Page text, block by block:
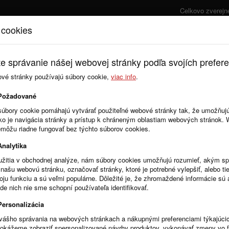
Celkovo
Úvod Cenník
povinnosť nahrávať prílohy k zmluvám výhradne vo formáte PDF.
na crz.gov.sk
zverejnenie zmlúv na crz.gov.sk spätne doplní informácie k zmluve o
boli zmluvy zverejňované pomocou automatu crz.gov.sk. ...
správanie nášej webovej stránky podľa svojích
stránky používajú súbory cookie, viac info.
cookie pomáhajú vytvárať použiteľné webové stránky tak, že
je navigácia stránky a prístup k chráneným oblastiam webových stránok.
riadne fungovať bez týchto súborov cookies.
v obchodnej analýze, nám súbory cookies umožňujú rozumieť, akým
webovú stránku, označovať stránky, ktoré je potrebné vylepšiť, alebo
funkciu a sú veľmi populárne. Dôležité je, že zhromaždené informácie sú
nich nie sme schopní používateľa identifikovať.
správania na webových stránkach a nákupnými preferenciami